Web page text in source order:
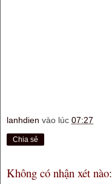
lanhdien vào lúc 07:27
Chia sẻ
Không có nhận xét nào: